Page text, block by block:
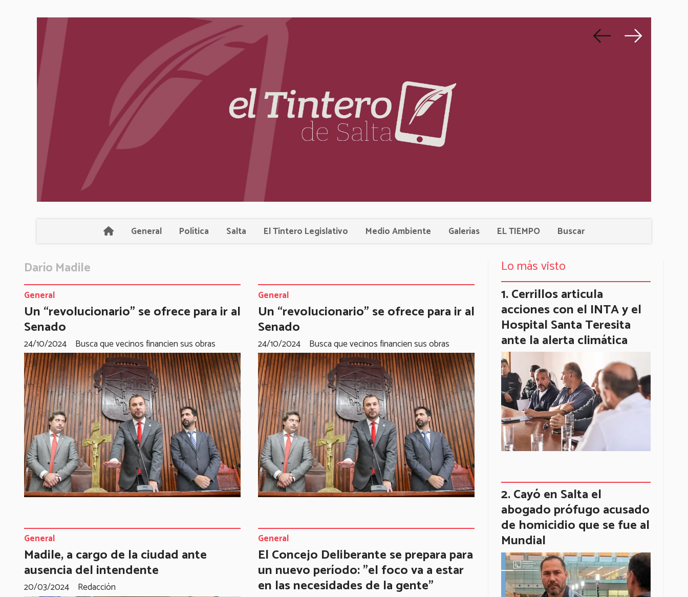
General Política Salta El Tintero Legislativo Medio Ambiente Galerías EL TIEMPO Buscar
Darío Madile
Un “revolucionario” se ofrece para ir al
Senado
Busca que vecinos financien sus obras
General
24/10/2024
Un “revolucionario” se ofrece para ir al
Senado
Busca que vecinos financien sus obras
General
24/10/2024
Madile, a cargo de la ciudad ante
ausencia del intendente
Redacción
General
20/03/2024
El Concejo Deliberante se prepara para
un nuevo período: "el foco va a estar
en las necesidades de la gente"
General
Lo más visto
Cerrillos articula
acciones con el INTA y el
Hospital Santa Teresita
ante la alerta climática
Cayó en Salta el
abogado prófugo acusado
de homicidio que se fue al
Mundial